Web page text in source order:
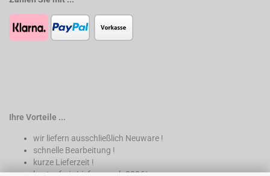
Ihre Vorteile ...
wir liefern ausschließlich Neuware !
schnelle Bearbeitung !
kurze Lieferzeit !